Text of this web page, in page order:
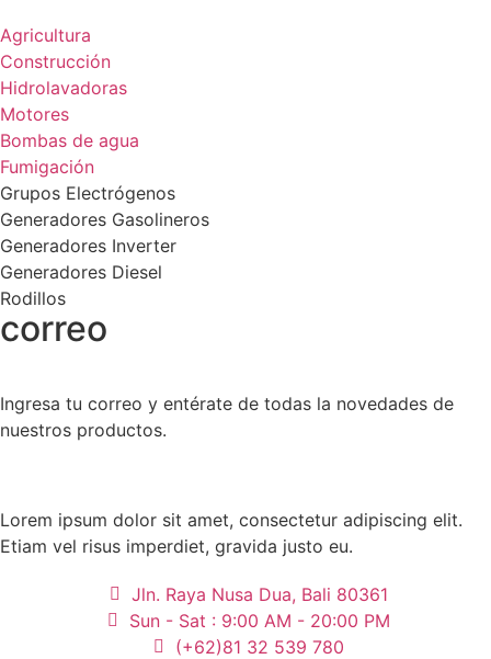
Agricultura
Construcción
Hidrolavadoras
Motores
Bombas de agua
Fumigación
Grupos Electrógenos
Generadores Gasolineros
Generadores Inverter
Generadores Diesel
Rodillos
correo
Ingresa tu correo y entérate de todas la novedades de
nuestros productos.
Lorem ipsum dolor sit amet, consectetur adipiscing elit.
Etiam vel risus imperdiet, gravida justo eu.
Jln. Raya Nusa Dua, Bali 80361
Sun - Sat : 9:00 AM - 20:00 PM
(+62)81 32 539 780